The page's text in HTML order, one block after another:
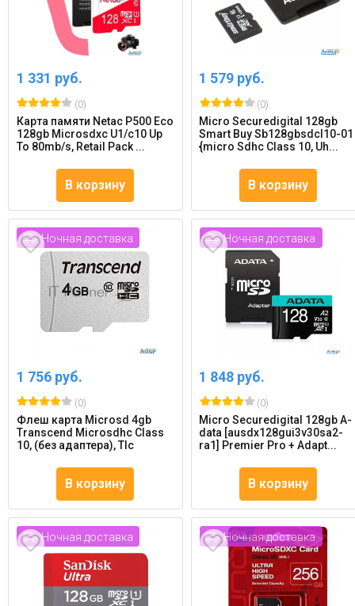
1 331 руб.
(0)
Карта памяти Netac P500 Eco
128gb Microsdxc U1/c10 Up
To 80mb/s, Retail Pack ...
В корзину
1 579 руб.
(0)
Micro Securedigital 128gb
Smart Buy Sb128gbsdcl10-01
{micro Sdhc Class 10, Uh...
В корзину
Ночная доставка
1 756 руб.
(0)
Флеш карта Microsd 4gb
Transcend Microsdhc Class
10, (без адаптера), Tlc
В корзину
Ночная доставка
1 848 руб.
(0)
Micro Securedigital 128gb A-
data [ausdx128gui3v30sa2-
ra1] Premier Pro + Adapt...
В корзину
Ночная доставка Ночная доставка